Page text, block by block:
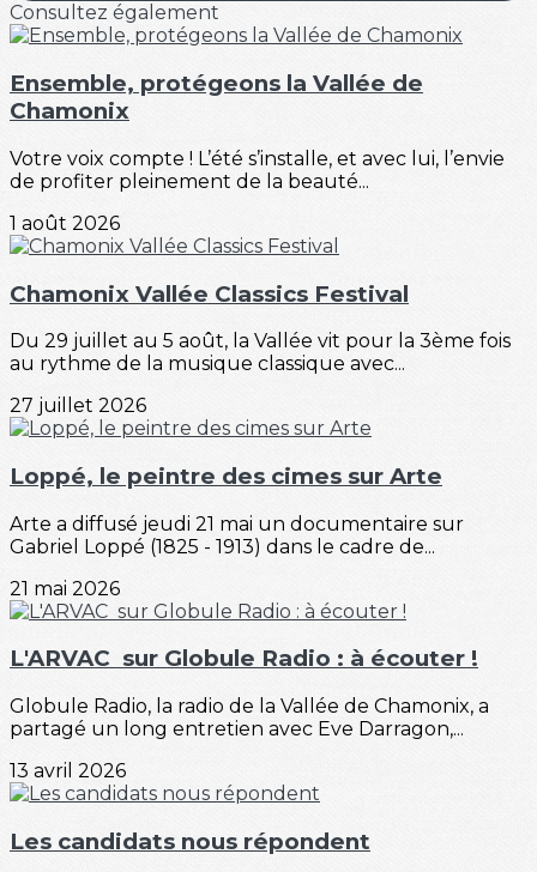
Consultez également
Ensemble, protégeons la Vallée de
Chamonix
Votre voix compte ! L’été s’installe, et avec lui, l’envie
de profiter pleinement de la beauté...
1 août 2026
Chamonix Vallée Classics Festival
Du 29 juillet au 5 août, la Vallée vit pour la 3ème fois
au rythme de la musique classique avec...
27 juillet 2026
Loppé, le peintre des cimes sur Arte
Arte a diffusé jeudi 21 mai un documentaire sur
Gabriel Loppé (1825 - 1913) dans le cadre de...
21 mai 2026
L'ARVAC sur Globule Radio : à écouter !
Globule Radio, la radio de la Vallée de Chamonix, a
partagé un long entretien avec Eve Darragon,...
13 avril 2026
Les candidats nous répondent